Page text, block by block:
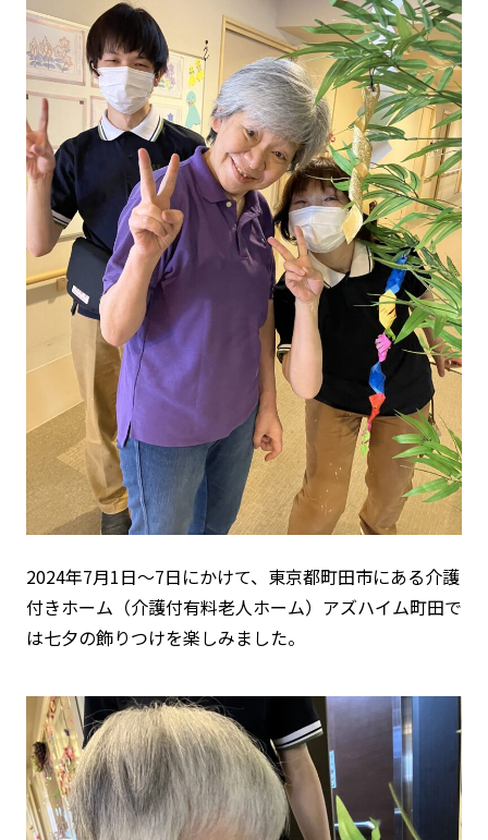
2024年7月1日～7日にかけて、東京都町田市にある介護
付きホーム（介護付有料老人ホーム）アズハイム町田で
は七夕の飾りつけを楽しみました。